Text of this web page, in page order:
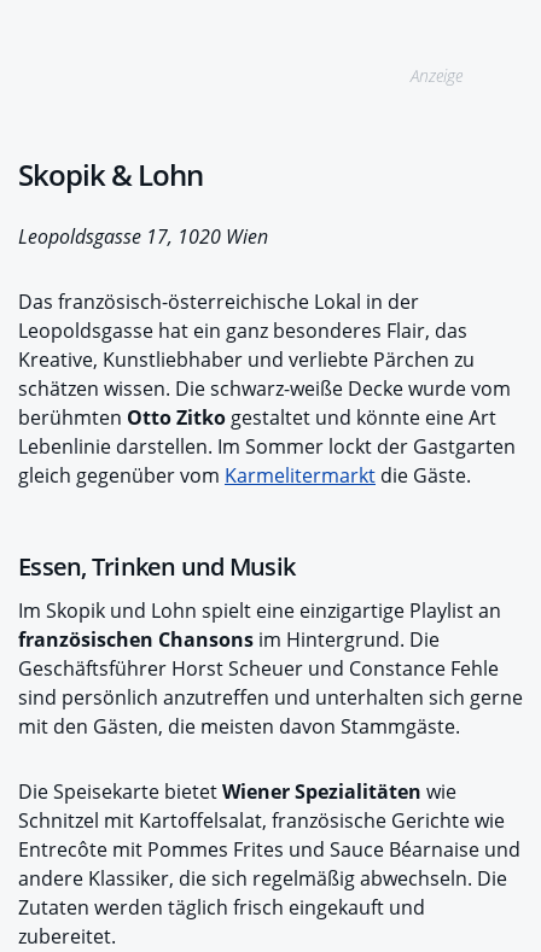
Anzeige
Skopik & Lohn
Leopoldsgasse 17, 1020 Wien
Das französisch-österreichische Lokal in der
Leopoldsgasse hat ein ganz besonderes Flair, das
Kreative, Kunstliebhaber und verliebte Pärchen zu
schätzen wissen. Die schwarz-weiße Decke wurde vom
berühmten Otto Zitko gestaltet und könnte eine Art
Lebenlinie darstellen. Im Sommer lockt der Gastgarten
gleich gegenüber vom Karmelitermarkt die Gäste.
Essen, Trinken und Musik
Im Skopik und Lohn spielt eine einzigartige Playlist an
französischen Chansons im Hintergrund. Die
Geschäftsführer Horst Scheuer und Constance Fehle
sind persönlich anzutreffen und unterhalten sich gerne
mit den Gästen, die meisten davon Stammgäste.
Die Speisekarte bietetWiener Spezialitäten wie
Schnitzel mit Kartoffelsalat, französische Gerichte wie
Entrecôte mit Pommes Frites und Sauce Béarnaise und
andere Klassiker, die sich regelmäßig abwechseln. Die
Zutaten werden täglich frisch eingekauft und
zubereitet.